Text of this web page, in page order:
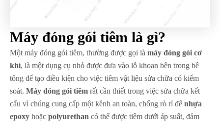
Máy đóng gói tiêm là gì?
Một máy đóng gói tiêm, thường được gọi là máy đóng gói cơ
khí, là một dụng cụ nhỏ được đưa vào lỗ khoan bên trong bê
tông để tạo điều kiện cho việc tiêm vật liệu sửa chữa có kiểm
soát. Máy đóng gói tiêm rất cần thiết trong việc sửa chữa kết
cấu vì chúng cung cấp một kênh an toàn, chống rò rỉ để nhựa
epoxy hoặc polyurethan có thể được tiêm dưới áp suất, đảm